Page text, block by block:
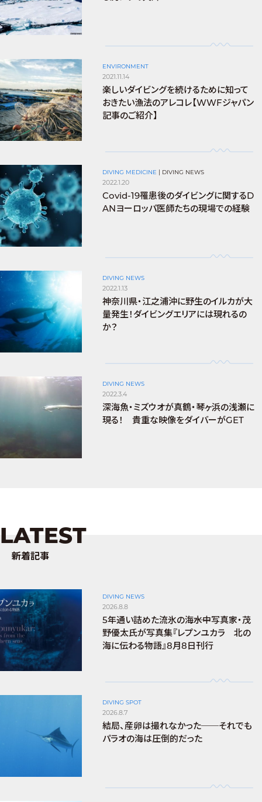
ENVIRONMENT
2021.11.14
楽しいダイビングを続けるために知って
おきたい漁法のアレコレ【WWFジャパン
記事のご紹介】
DIVING MEDICINE | DIVING NEWS
2022.1.20
Covid-19罹患後のダイビングに関するD
ANヨーロッパ医師たちの現場での経験
DIVING NEWS
2022.1.13
神奈川県・江之浦沖に野生のイルカが大
量発生！ダイビングエリアには現れるの
か？
DIVING NEWS
2022.3.4
深海魚・ミズウオが真鶴・琴ヶ浜の浅瀬に
現る！ 貴重な映像をダイバーがGET
LATEST
新着記事
DIVING NEWS
2026.8.8
5年通い詰めた流氷の海――水中写真家・茂
野優太氏が写真集『レプンユカラ 北の
海に伝わる物語』8月8日刊行
DIVING SPOT
2026.8.7
結局、産卵は撮れなかった──それでも
パラオの海は圧倒的だった